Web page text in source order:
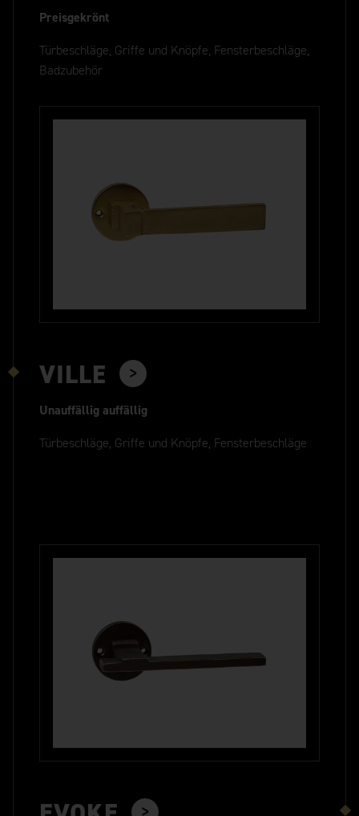
Preisgekrönt
Türbeschläge, Griffe und Knöpfe, Fensterbeschläge,
Badzubehör
VILLE
Unauffällig auffällig
Türbeschläge, Griffe und Knöpfe, Fensterbeschläge